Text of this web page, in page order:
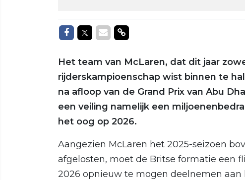
Delen op Facebook
Delen op Twitter
Delen via Mail
Delen via link
Het team van McLaren, dat dit jaar
rijderskampioenschap wist binnen te
na afloop van de Grand Prix van Abu
een veiling namelijk een
het oog op 2026.
Aangezien McLaren het 2025-seizoen
afgelosten, moet de Britse formatie een
2026 opnieuw te mogen deelnemen aan